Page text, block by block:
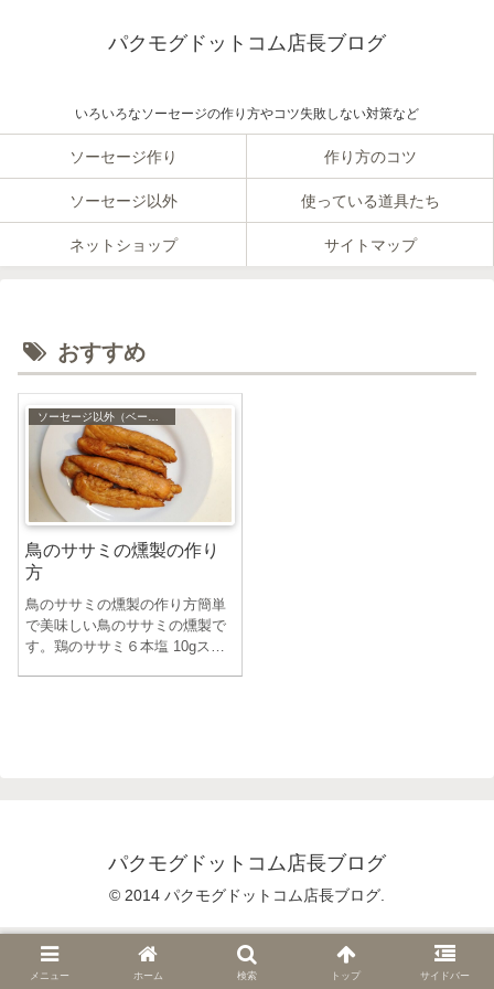
パクモグドットコム店長ブログ
いろいろなソーセージの作り方やコツ失敗しない対策など
ソーセージ作り 作り方のコツ
ソーセージ以外 使っている道具たち
ネットショップ サイトマップ
おすすめ
鳥のササミの燻製の作り
方
鳥のササミの燻製の作り方簡単
で美味しい鳥のササミの燻製で
す。鶏のササミ６本塩 10gスパ
パクモグドットコム店長ブログ
© 2014 パクモグドットコム店長ブログ.
メニュー ホーム 検索 トップ サイドバー